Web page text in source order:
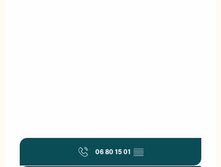
06 80 15 01 ▒▒